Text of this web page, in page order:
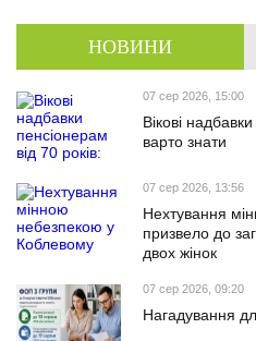
НОВИНИ
07 сер 2026, 15:00
Вікові
варто знати
07 сер 2026, 13:56
Нехтування
призвело до
двох жінок
07 сер 2026, 09:20
Нагадування